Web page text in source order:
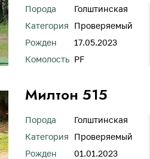
Порода
Голштинская
Категория
Проверяемый
Рожден
17.05.2023
Комолость PF
Милтон 515
Порода
Голштинская
Категория
Проверяемый
Рожден
01.01.2023